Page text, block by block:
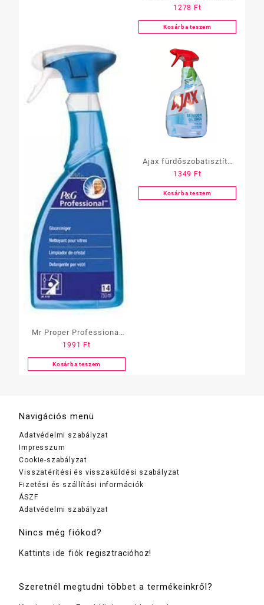
tisztító 1 l többféle
1278 Ft
Kosárba teszem
Mr Proper Professional
szanitertisztító, 2in1-
ben,750 ml
1991 Ft
Kosárba teszem
Ajax fürdőszobatisztító
750 ml, szórófejes
1349 Ft
Kosárba teszem
Navigációs menü
Adatvédelmi szabályzat
Impresszum
Cookie-szabályzat
Visszatérítési és visszaküldési szabályzat
Fizetési és szállítási információk
ÁSZF
Adatvédelmi szabályzat
Nincs még fiókod?
Kattints ide fiók regisztracióhoz!
Szeretnél megtudni többet a termékeinkről?